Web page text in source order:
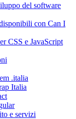
del software
con Can I
CSS e JavaScript
.italia
Italia
e servizi